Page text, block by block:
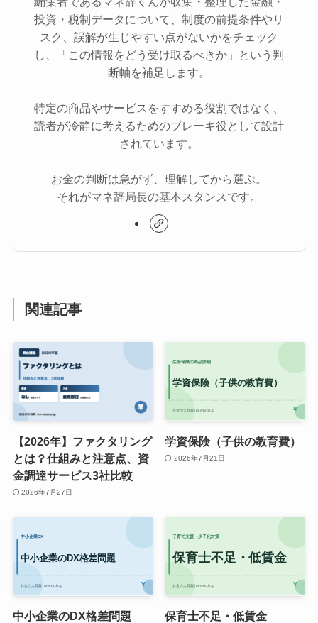
投資・税制データについて、制度の前提条件やリ
スク、誤解が生じやすい点がないかをチェック
し、「この情報をどう受け取るべきか」という判
断軸を補足します。
特定の商品やサービスをすすめる役割ではなく、
読者が冷静に考えるためのブレーキ役として設計
されています。
お金の判断は急がず、理解してから選ぶ。
それがマネ辞局長の基本スタンスです。
関連記事
【2026年】ファクタリング
とは？仕組みと注意点、資
金調達サービス3社比較
2026年7月27日
学資保険（子供の教育費）
2026年7月21日
中小企業のDX格差問題 保育士不足・低賃金